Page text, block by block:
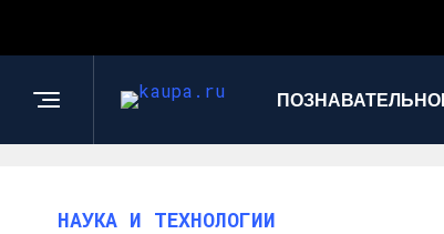
НАУКА И ТЕХНОЛОГИИ